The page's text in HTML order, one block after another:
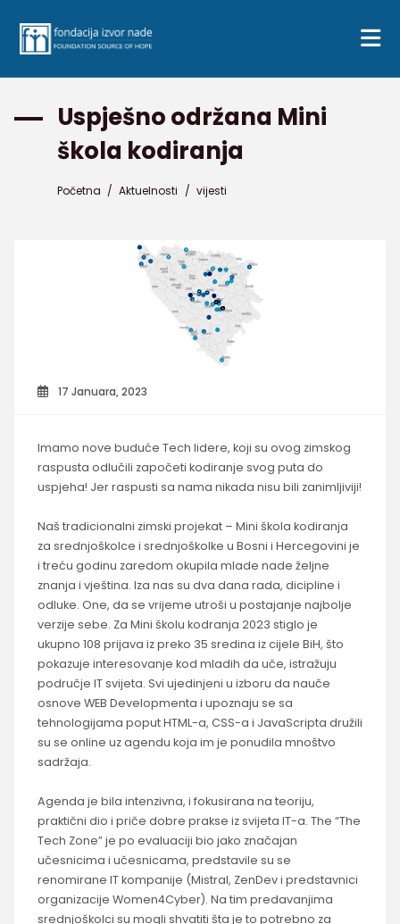
Uspješno održana Mini
škola kodiranja
Početna / Aktuelnosti / vijesti
17 Januara, 2023
Imamo nove buduće Tech lidere, koji su ovog zimskog
raspusta odlučili započeti kodiranje svog puta do
uspjeha! Jer raspusti sa nama nikada nisu bili zanimljiviji!
Naš tradicionalni zimski projekat – Mini škola kodiranja
za srednjoškolce i srednjoškolke u Bosni i Hercegovini je
i treću godinu zaredom okupila mlade nade željne
znanja i vještina. Iza nas su dva dana rada, dicipline i
odluke. One, da se vrijeme utroši u postajanje najbolje
verzije sebe. Za Mini školu kodranja 2023 stiglo je
ukupno 108 prijava iz preko 35 sredina iz cijele BiH, što
pokazuje interesovanje kod mladih da uče, istražuju
područje IT svijeta. Svi ujedinjeni u izboru da nauče
osnove WEB Developmenta i upoznaju se sa
tehnologijama poput HTML-a, CSS-a i JavaScripta družili
su se online uz agendu koja im je ponudila mnoštvo
sadržaja.
Agenda je bila intenzivna, i fokusirana na teoriju,
praktični dio i priče dobre prakse iz svijeta IT-a. The “The
Tech Zone” je po evaluaciji bio jako značajan
učesnicima i učesnicama, predstavile su se
renomirane IT kompanije (Mistral, ZenDev i predstavnici
organizacije Women4Cyber). Na tim predavanjima
srednjoškolci su mogli shvatiti šta je to potrebno za